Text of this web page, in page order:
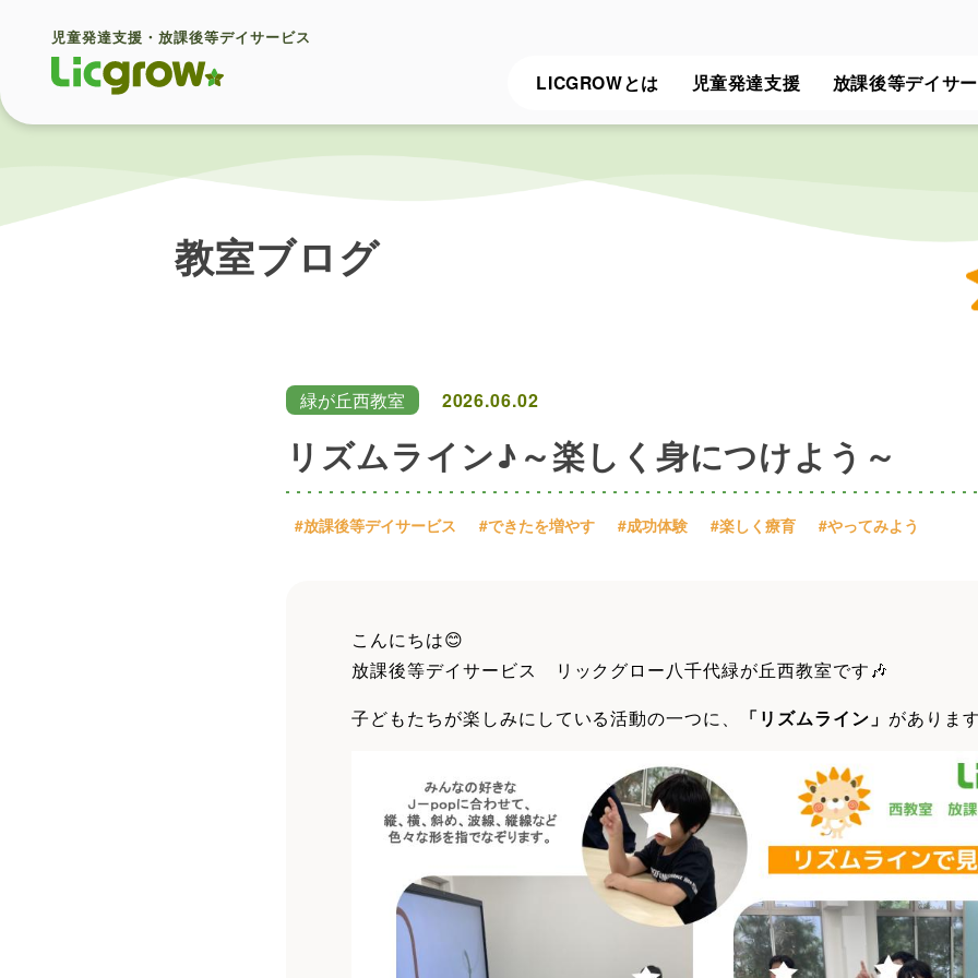
児童発達支援・放課後等デイサービス
LICGROWとは 児童発達支援 放課後等デイサ
教室ブログ
緑が丘西教室 2026.06.02
リズムライン♪～楽しく身につけよう～
#放課後等デイサービス #できたを増やす #成功体験 #楽しく療育 #やってみよう
こんにちは😊
放課後等デイサービス リックグロー八千代緑が丘西教室です🎶
子どもたちが楽しみにしている活動の一つに、
「リズムライン」 がありま